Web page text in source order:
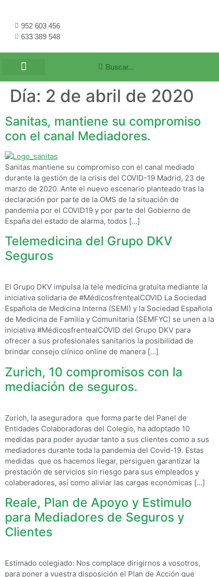
952 603 456
633 389 548
Día: 2 de abril de 2020
Sanitas, mantiene su compromiso
con el canal Mediadores.
Sanitas mantiene su compromiso con el canal mediado
durante la gestión de la crisis del COVID-19 Madrid, 23 de
marzo de 2020. Ante el nuevo escenario planteado tras la
declaración por parte de la OMS de la situación de
pandemia por el COVID19 y por parte del Gobierno de
España del estado de alarma, todos […]
Telemedicina del Grupo DKV
Seguros
El Grupo DKV impulsa la tele medicina gratuita mediante la
iniciativa solidaria de #MédicosfrentealCOVID La Sociedad
Española de Medicina Interna (SEMI) y la Sociedad Española
de Medicina de Familia y Comunitaria (SEMFYC) se unen a la
iniciativa #MédicosfrentealCOVID del Grupo DKV para
ofrecer a sus profesionales sanitarios la posibilidad de
brindar consejo clínico online de manera […]
Zurich, 10 compromisos con la
mediación de seguros.
Zurich, la aseguradora que forma parte del Panel de
Entidades Colaboradoras del Colegio, ha adoptado 10
medidas para poder ayudar tanto a sus clientes como a sus
mediadores durante toda la pandemia del Covid-19. Estas
medidas que os hacemos llegar, persiguen garantizar la
prestación de servicios sin riesgo para sus empleados y
colaboradores, así como aliviar las cargas económicas […]
Reale, Plan de Apoyo y Estimulo
para Mediadores de Seguros y
Clientes
Estimado colegiado: Nos complace dirigirnos a vosotros,
para poner a vuestra disposición el Plan de Acción que